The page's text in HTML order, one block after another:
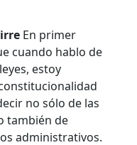
En primer
cuando hablo de
estoy
no sólo de las
también de
administrativos.